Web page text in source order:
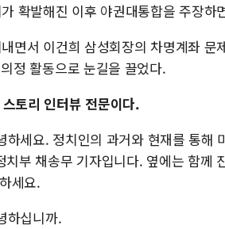
확발해진 이후 야권대통합을 주장하
면서 이건희 삼성회장의 차명계좌 문
정 활동으로 눈길을 끌었다.
토리 인터뷰 전문이다.
세요. 정치인의 과거와 현재를 통해
부 채송무 기자입니다. 옆에는 함께
세요.
하십니까.